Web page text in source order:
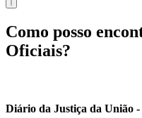
Como posso
Oficiais?
Diário da Justiça da União